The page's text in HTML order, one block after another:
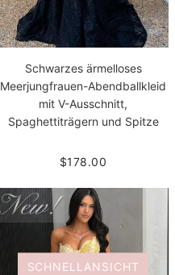
Schwarzes ärmelloses
Meerjungfrauen-Abendballkleid
mit V-Ausschnitt,
Spaghettiträgern und Spitze
$178.00
SCHNELLANSICHT